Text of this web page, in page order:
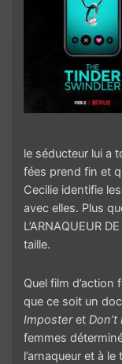
le séducteur lui a
fées prend fin et
Cecilie identifie
avec elles. Plus
L’ARNAQUEUR
taille.
Quel film
que ce soit un
Imposteret
femmes
l’arnaqueur et à